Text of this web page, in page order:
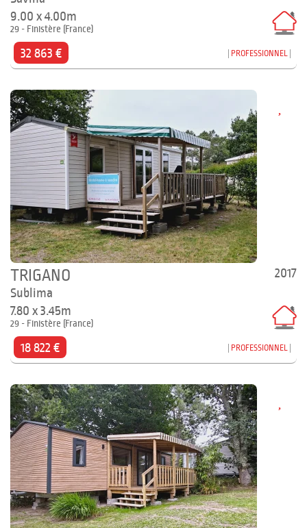
9.00 x 4.00m
29 - Finistère (France)
32 863 € PROFESSIONNEL
2017
TRIGANO
Sublima
7.80 x 3.45m
29 - Finistère (France)
18 822 € PROFESSIONNEL